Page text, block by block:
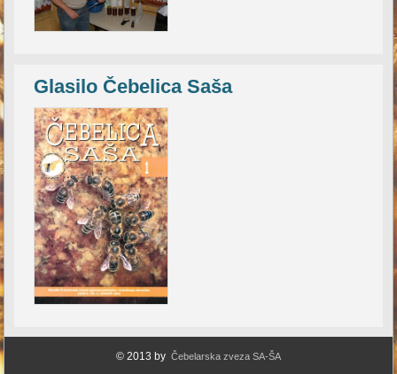
Glasilo Čebelica Saša
© 2013 by Čebelarska zveza SA-ŠA